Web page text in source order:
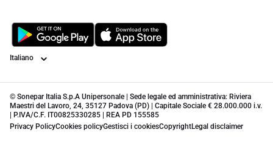
Lingua
© Sonepar Italia S.p.A Unipersonale | Sede legale ed amministrativa: Riviera
Maestri del Lavoro, 24, 35127 Padova (PD) | Capitale Sociale € 28.000.000 i.v.
| P.IVA/C.F. IT00825330285 | REA PD 155585
Privacy PolicyCookies policyGestisci i cookiesCopyrightLegal disclaimer